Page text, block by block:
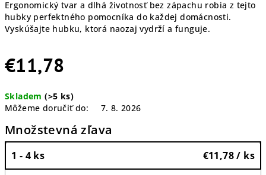
Ergonomický tvar a dlhá životnosť bez zápachu robia z tejto
hubky perfektného pomocníka do každej domácnosti.
Vyskúšajte hubku, ktorá naozaj vydrží a funguje.
€11,78
cena:
Skladem(>5 ks)
Môžeme doručiť do:
7. 8. 2026
Množstevná zľava
1 - 4 ks €11,78/ ks